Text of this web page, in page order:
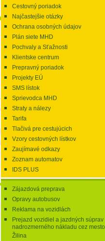
Cestovný poriadok
Najčastejšie otázky
Ochrana osobných údajov
Plán siete MHD
Pochvaly a Sťažnosti
Klientske centrum
Prepravný poriadok
Projekty EÚ
SMS lístok
Sprievodca MHD
Straty a nálezy
Tarifa
Tlačivá pre cestujúcich
Vzory cestovných lístkov
Zaujímavé odkazy
Zoznam automatov
IDS PLUS
Zájazdová preprava
Opravy autobusov
Reklama na vozidlách
Prejazd vozidiel a jazdných súprav
nadrozmerného nákladu cez mesto
Žilina